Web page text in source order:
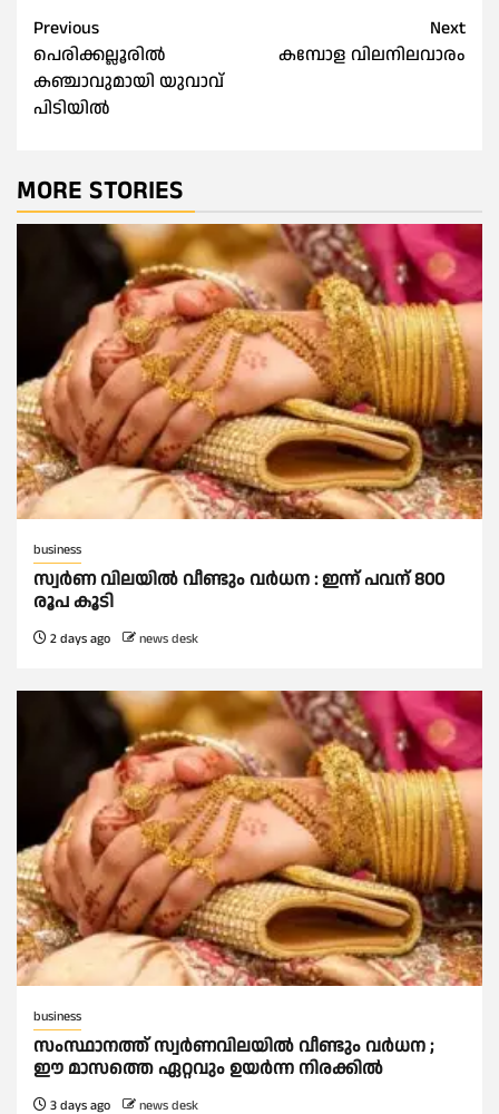
Post
navigation
Previous
പെരിക്കല്ലൂരിൽ
കഞ്ചാവുമായി യുവാവ്
പിടിയിൽ
Next
കമ്പോള വിലനിലവാരം
MORE STORIES
business
സ്വർണ വിലയില്‍ വീണ്ടും വർധന : ഇന്ന് പവന് 800
രൂപ കൂടി
2 days ago news desk
business
സംസ്ഥാനത്ത് സ്വര്‍ണവിലയില്‍ വീണ്ടും വര്‍ധന ;
ഈ മാസത്തെ ഏറ്റവും ഉയര്‍ന്ന നിരക്കില്‍
3 days ago news desk